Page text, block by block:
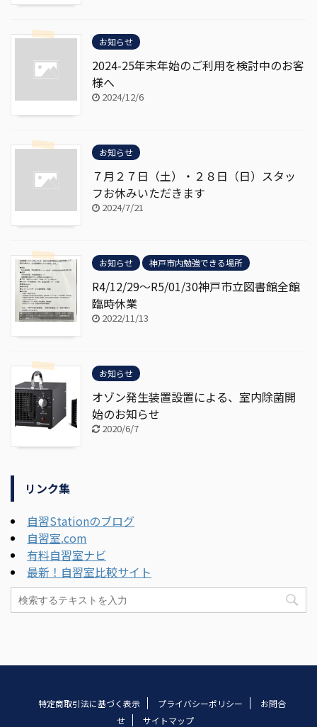
お知らせ
2024-25年末年始のご利用を検討中のお客
様へ
2024/12/6
お知らせ
７月２７日（土）・２８日（日）スタッ
フお休みいただきます
2024/7/21
お知らせ 神戸市内勉強できる場所
R4/12/29～R5/01/30神戸市立図書館全館
臨時休業
2022/11/13
お知らせ
オゾン発生装置設置による、室内除菌開
始のお知らせ
2020/6/7
リンク集
自習Stationのブログ
自習室.com
有料自習室ナビ
最新！自習室比較サイト
特定商取引法に基づく表示 プライバシーポリシー
お問合
せ
サイトマップ